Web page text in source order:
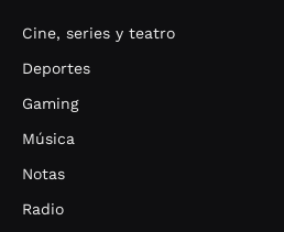
Cine, series y teatro
Deportes
Gaming
Música
Notas
Radio